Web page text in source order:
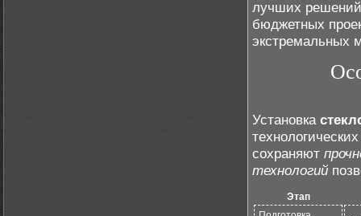
лучших
бюджетных
экстремальных
Установка
сохраняют
технологий
Этап